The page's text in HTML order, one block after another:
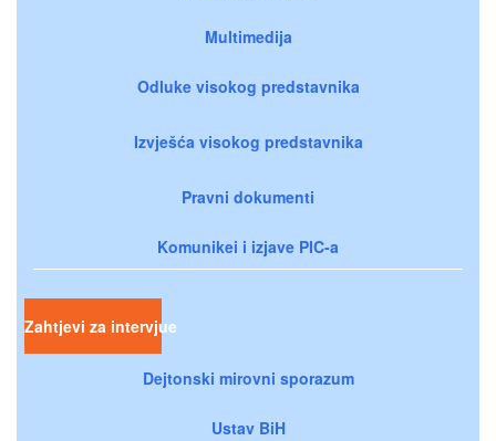
Multimedija
Odluke visokog predstavnika
Izvješća visokog predstavnika
Pravni dokumenti
Komunikei i izjave PIC-a
Zahtjevi za intervjue
Dejtonski mirovni sporazum
Ustav BiH